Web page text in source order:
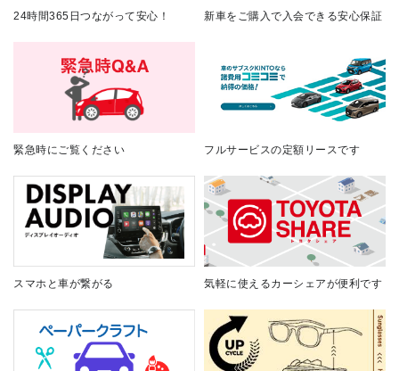
24時間365日つながって安心！ 新車をご購入で入会できる安心保証
緊急時にご覧ください フルサービスの定額リースです
スマホと車が繋がる 気軽に使えるカーシェアが便利です